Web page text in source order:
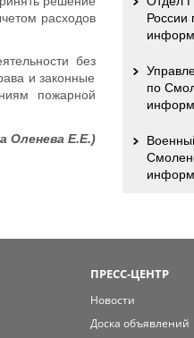
расходов
без
и законные
пожарной
Оленева Е.Е.)
России
по
ПРЕСС-ЦЕНТР
Новости
Доска объявлений